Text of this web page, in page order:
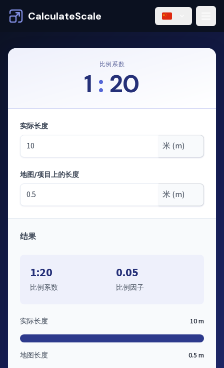
CalculateScale
比例系数
1 : 20
模式：根据比例尺计算长度
实际长度
地图/项目上的长度
结果
1:20
比例系数
0.05
比例因子
实际长度 10 m
地图长度 0.5 m